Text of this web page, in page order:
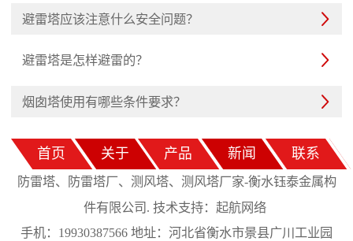

避雷塔应该注意什么安全问题？

避雷塔是怎样避雷的？

烟囱塔使用有哪些条件要求？
首页 关于 产品 新闻 联系
防雷塔、防雷塔厂、测风塔、测风塔厂家-衡水钰泰金属构
件有限公司. 技术支持： 起航网络
手机：19930387566 地址：河北省衡水市景县广川工业园